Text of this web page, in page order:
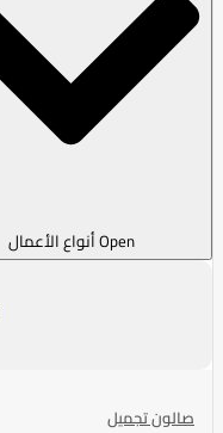
Open أنواع الأعمال
صالون تجميل